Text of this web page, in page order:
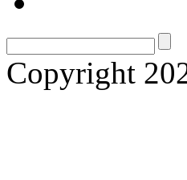
Copyright